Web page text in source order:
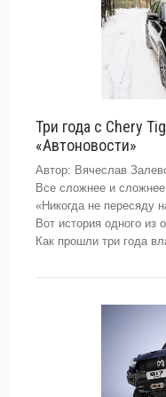
Три года с Chery
«Автоновости»
Автор: Вячеслав
Все сложнее и
«Никогда не пересяду
Вот история одного из
Как прошли три года